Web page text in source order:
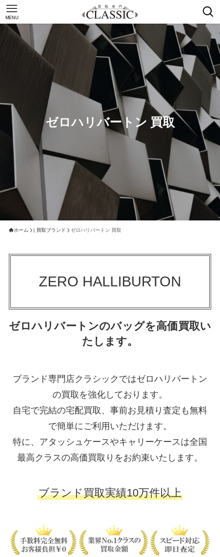
MENU
ゼロハリバートン 買取
ホーム | 買取ブランド ゼロハリバートン 買取
ZERO HALLIBURTON
ゼロハリバートンのバッグを高価買取い
たします。
ブランド専門店クラシックではゼロハリバートン
の買取を強化しております。
自宅で完結の宅配買取、事前お見積り査定も無料
で簡単にご利用いただけます。
特に、アタッシュケースやキャリーケースは全国
最高クラスの高価買取りをお約束いたします。
ブランド買取実績10万件以上